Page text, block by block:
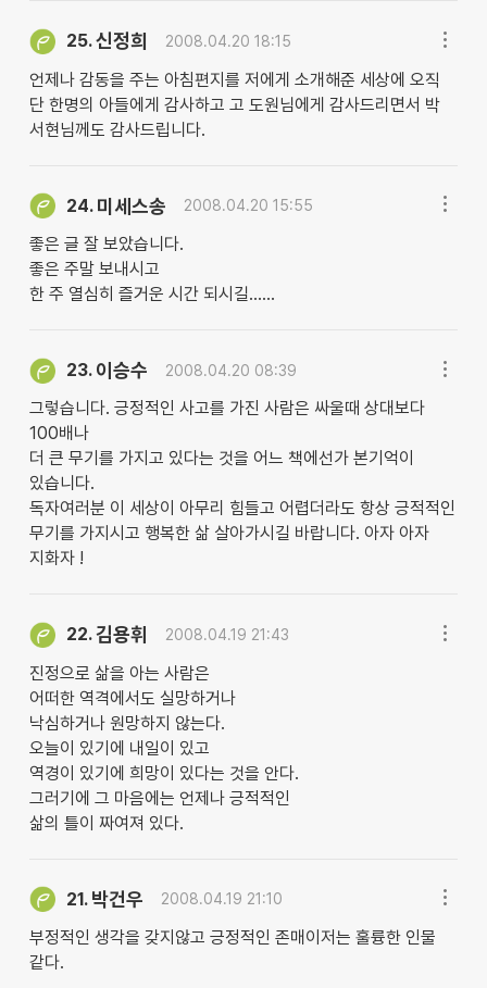
25.신정희 2008.04.20 18:15
언제나 감동을 주는 아침편지를 저에게 소개해준 세상에 오직
단 한명의 아들에게 감사하고 고 도원님에게 감사드리면서 박
서현님께도 감사드립니다.
24. 미세스송 2008.04.20 15:55
좋은 글 잘 보았습니다.
좋은 주말 보내시고
한 주 열심히 즐거운 시간 되시길......
23. 이승수 2008.04.20 08:39
그렇습니다. 긍정적인 사고를 가진 사람은 싸울때 상대보다
100배나
더 큰 무기를 가지고 있다는 것을 어느 책에선가 본기억이
있습니다.
독자여러분 이 세상이 아무리 힘들고 어렵더라도 항상 긍적적인
무기를 가지시고 행복한 삶 살아가시길 바랍니다. 아자 아자
지화자 !
22.김용휘 2008.04.19 21:43
진정으로 삶을 아는 사람은
어떠한 역격에서도 실망하거나
낙심하거나 원망하지 않는다.
오늘이 있기에 내일이 있고
역경이 있기에 희망이 있다는 것을 안다.
그러기에 그 마음에는 언제나 긍적적인
삶의 틀이 짜여져 있다.
21. 박건우 2008.04.19 21:10
부정적인 생각을 갖지않고 긍정적인 존매이저는 훌륭한 인물
같다.